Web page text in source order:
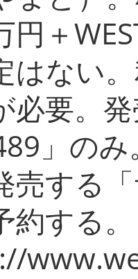
円＋
はない
必要。
」の
売する
約する。